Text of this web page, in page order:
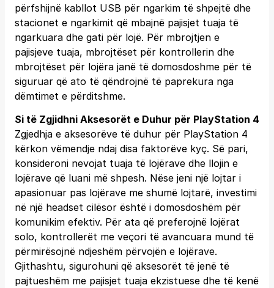
përfshijnë kabllot USB për ngarkim të shpejtë dhe
stacionet e ngarkimit që mbajnë pajisjet tuaja të
ngarkuara dhe gati për lojë. Për mbrojtjen e
pajisjeve tuaja, mbrojtëset për kontrollerin dhe
mbrojtëset për lojëra janë të domosdoshme për të
siguruar që ato të qëndrojnë të paprekura nga
dëmtimet e përditshme.
Si të Zgjidhni Aksesorët e Duhur për PlayStation 4
Zgjedhja e aksesorëve të duhur për PlayStation 4
kërkon vëmendje ndaj disa faktorëve kyç. Së pari,
konsideroni nevojat tuaja të lojërave dhe llojin e
lojërave që luani më shpesh. Nëse jeni një lojtar i
apasionuar pas lojërave me shumë lojtarë, investimi
në një headset cilësor është i domosdoshëm për
komunikim efektiv. Për ata që preferojnë lojërat
solo, kontrollerët me veçori të avancuara mund të
përmirësojnë ndjeshëm përvojën e lojërave.
Gjithashtu, sigurohuni që aksesorët të jenë të
pajtueshëm me pajisjet tuaja ekzistuese dhe të kenë